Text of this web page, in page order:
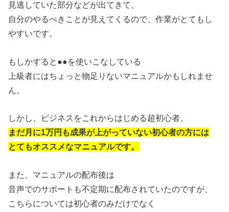
見逃していた部分などが出てきて、
自分のやるべきことが見えてくるので、作業がとてもし
やすいです。
もしかすると●●を使いこなしている
上級者にはちょっと物足りないマニュアルかもしれませ
ん。
しかし、ビジネスをこれからはじめる超初心者、
まだ月に1万円も成果が上がっていない初心者の方には
とてもオススメなマニュアルです。
また、マニュアルの配布後は
音声でのサポートも不定期に配布されていたのですが、
こちらについては初心者のみだけでなく